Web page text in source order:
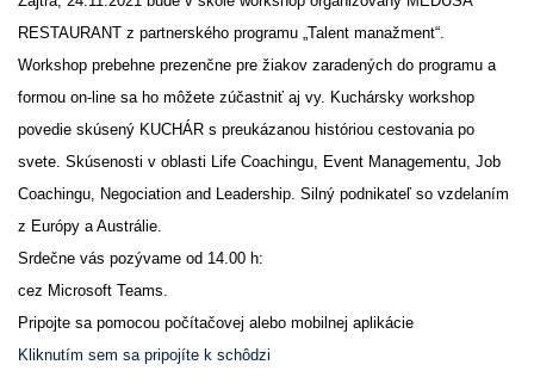
RESTAURANT z partnerského programu „Talent manažment“.
Workshop prebehne prezenčne pre žiakov zaradených do programu a
formou on-line sa ho môžete zúčastniť aj vy. Kuchársky workshop
povedie skúsený KUCHÁR s preukázanou históriou cestovania po
svete. Skúsenosti v oblasti Life Coachingu, Event Managementu, Job
Coachingu, Negociation and Leadership. Silný podnikateľ so vzdelaním
z Európy a Austrálie.
Srdečne vás pozývame od 14.00 h:
cez Microsoft Teams.
Pripojte sa pomocou počítačovej alebo mobilnej aplikácie
Kliknutím sem sa pripojíte k schôdzi